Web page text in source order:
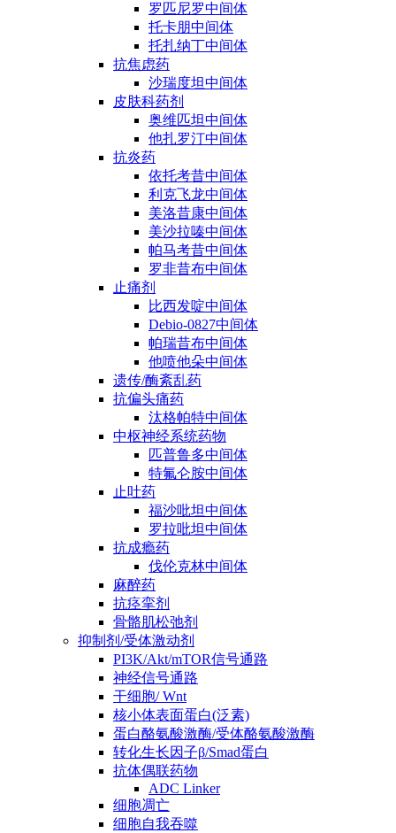
罗匹尼罗中间体
托卡朋中间体
托扎纳丁中间体
抗焦虑药
沙瑞度坦中间体
皮肤科药剂
奥维匹坦中间体
他扎罗汀中间体
抗炎药
依托考昔中间体
利克飞龙中间体
美洛昔康中间体
美沙拉嗪中间体
帕马考昔中间体
罗非昔布中间体
止痛剂
比西发啶中间体
Debio-0827中间体
帕瑞昔布中间体
他喷他朵中间体
遗传/酶紊乱药
抗偏头痛药
汰格帕特中间体
中枢神经系统药物
匹普鲁多中间体
特氟仑胺中间体
止吐药
福沙吡坦中间体
罗拉吡坦中间体
抗成瘾药
伐伦克林中间体
麻醉药
抗痉挛剂
骨骼肌松弛剂
抑制剂/受体激动剂
PI3K/Akt/mTOR信号通路
神经信号通路
干细胞/ Wnt
核小体表面蛋白(泛素)
蛋白酪氨酸激酶/受体酪氨酸激酶
转化生长因子β/Smad蛋白
抗体偶联药物
ADC Linker
细胞凋亡
细胞自我吞噬